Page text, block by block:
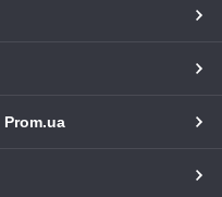
Prom.ua